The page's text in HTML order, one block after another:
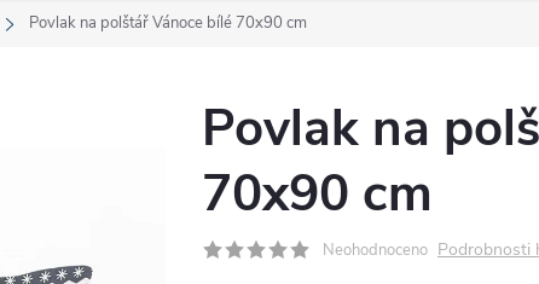
Povlak na polštář Vánoce bílé 70x90 cm
Povlak na
70x90 cm
Neohodnoceno Podrobnosti